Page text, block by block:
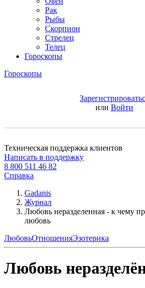
Рак
Рыбы
Скорпион
Стрелец
Телец
Гороскопы
Гороскопы
или Войти
Техническая поддержка клиентов
Написать в поддержку
8 800 511 46 82
Справка
Gadanis
Журнал
Любовь неразделенная - к чему
любовь
ЛюбовьОтношенияЭзотерика
Любовь